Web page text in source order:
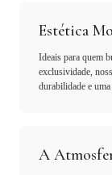
Estética
Ideais para quem
exclusividade,
durabilidade e
A